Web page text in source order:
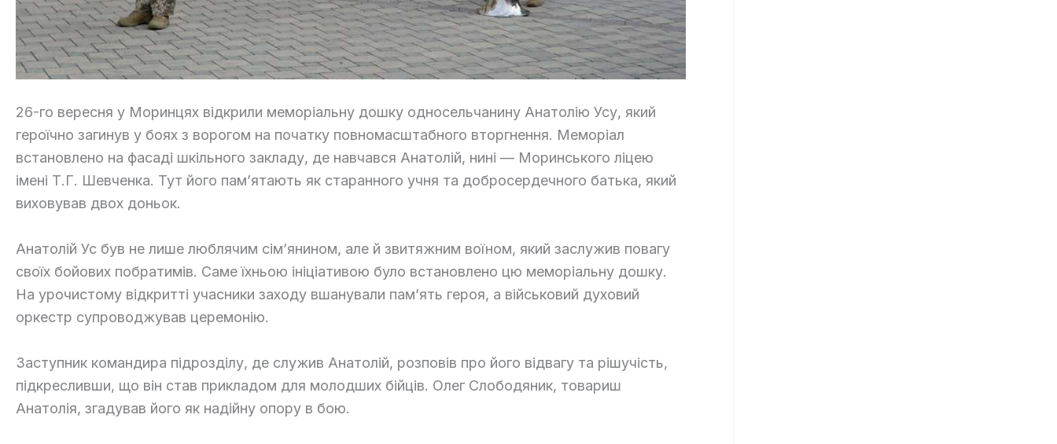
26-го вересня у Моринцях відкрили меморіальну дошку односельчанину Анатолію Усу, який
героїчно загинув у боях з ворогом на початку повномасштабного вторгнення. Меморіал
встановлено на фасаді шкільного закладу, де навчався Анатолій, нині — Моринського ліцею
імені Т.Г. Шевченка. Тут його пам’ятають як старанного учня та добросердечного батька, який
виховував двох доньок.
Анатолій Ус був не лише люблячим сім’янином, але й звитяжним воїном, який заслужив повагу
своїх бойових побратимів. Саме їхньою ініціативою було встановлено цю меморіальну дошку.
На урочистому відкритті учасники заходу вшанували пам’ять героя, а військовий духовий
оркестр супроводжував церемонію.
Заступник командира підрозділу, де служив Анатолій, розповів про його відвагу та рішучість,
підкресливши, що він став прикладом для молодших бійців. Олег Слободяник, товариш
Анатолія, згадував його як надійну опору в бою.